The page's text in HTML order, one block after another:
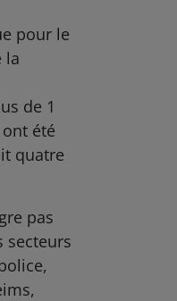
pour le
la
de 1
été
quatre
pas
secteurs